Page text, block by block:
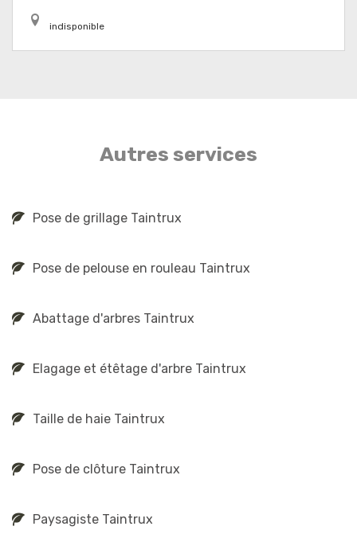
indisponible
Autres services
Pose de grillage Taintrux
Pose de pelouse en rouleau Taintrux
Abattage d'arbres Taintrux
Elagage et étêtage d'arbre Taintrux
Taille de haie Taintrux
Pose de clôture Taintrux
Paysagiste Taintrux